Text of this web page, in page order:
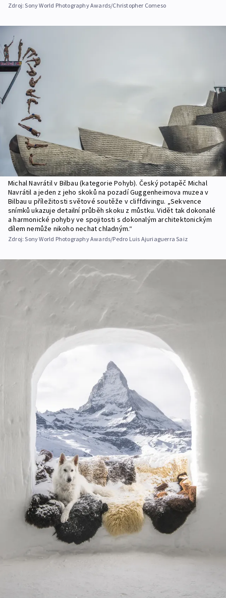
Zdroj: Sony World Photography Awards/Christopher Comeso
Michal Navrátil v Bilbau (kategorie Pohyb). Český potapěč Michal
Navrátil a jeden z jeho skoků na pozadí Guggenheimova muzea v
Bilbau u příležitosti světové soutěže v cliffdivingu. „Sekvence
snímků ukazuje detailní průběh skoku z můstku. Vidět tak dokonalé
a harmonické pohyby ve spojitosti s dokonalým architektonickým
dílem nemůže nikoho nechat chladným.“
Zdroj:Sony World Photography Awards/Pedro Luis Ajuriaguerra Saiz